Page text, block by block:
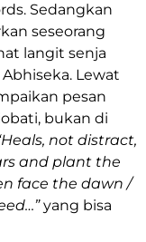
Sedangkan
seseorang
langit senja
Lewat
pesan
bukan di
not distract,
and plant the
face the dawn /
yang bisa